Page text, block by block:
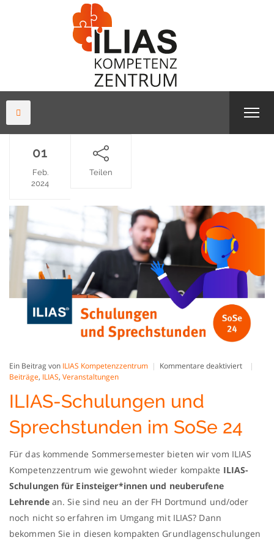
01
Feb.
2024
Teilen
Ein Beitrag von ILIAS Kompetenzzentrum Kommentare deaktiviertfür
Beiträge, ILIAS, Veranstaltungen
ILIAS-Schulungen und
Sprechstunden im SoSe 24
Für das kommende Sommersemester bieten wir vom ILIAS
Kompetenzzentrum wie gewohnt wieder kompakte ILIAS-
Schulungen für Einsteiger*innen und neuberufene
Lehrendean. Sie sind neu an der FH Dortmund und/oder
noch nicht so erfahren im Umgang mit ILIAS? Dann
bekommen Sie in diesen kompakten Grundlagenschulungen